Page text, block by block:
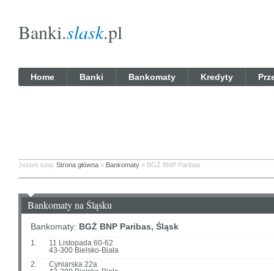
Banki.slask.pl
Home Banki Bankomaty Kredyty
Jesteś tutaj: Strona główna » Bankomaty » BGŻ BNP Paribas
Bankomaty na Śląsku
Bankomaty: BGŻ BNP Paribas, Śląsk
1.
11 Listopada 60-62
43-300 Bielsko-Biała
2.
Cyniarska 22a